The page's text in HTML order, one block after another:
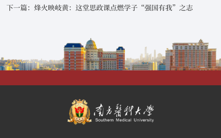
下一篇：烽火映岐黄：这堂思政课点燃学子“强国有我”之志